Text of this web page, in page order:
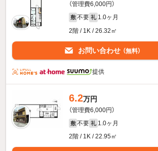
（管理費6,000円）
敷 不要 礼 1.0ヶ月
2階 / 1K / 26.32㎡
お問い合わせ （無料）
提供
6.2万円
（管理費6,000円）
敷 不要 礼 1.0ヶ月
2階 / 1K / 22.95㎡